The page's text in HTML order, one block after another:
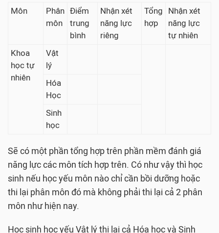
Môn
Phân
môn
Điểm
trung
bình
Nhận xét
năng lực
riêng
Tổng
hợp
Nhận xét
năng lực
tự nhiên
Khoa
học tự
nhiên
Vật
lý
Hóa
Học
Sinh
học
Sẽ có một phần tổng hợp trên phần mềm đánh giá
năng lực các môn tích hợp trên. Có như vậy thì học
sinh nếu học yếu môn nào chỉ cần bồi dưỡng hoặc
thi lại phân môn đó mà không phải thi lại cả 2 phân
môn như hiện nay.
Học sinh học yếu Vật lý thi lại cả Hóa học và Sinh